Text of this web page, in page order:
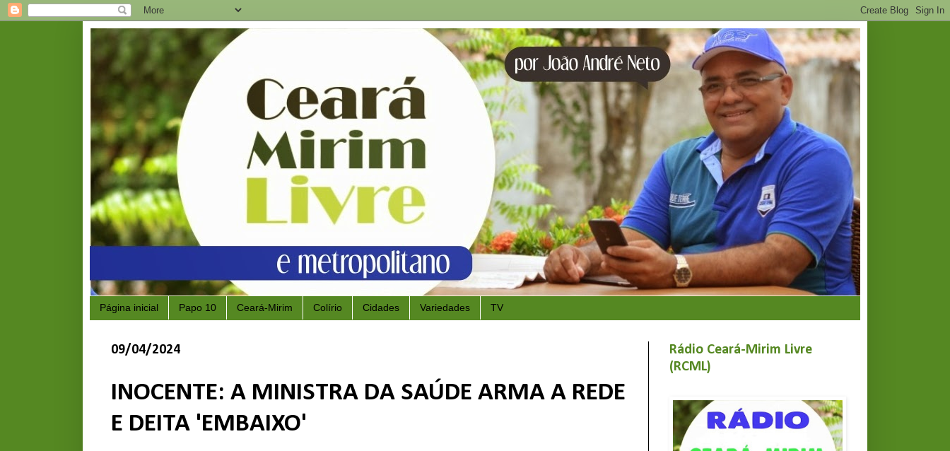
Página inicial Papo 10 Ceará-Mirim Colírio Cidades Variedades TV
09/04/2024
INOCENTE: A MINISTRA DA SAÚDE ARMA A REDE
E DEITA 'EMBAIXO'
Rádio Ceará-Mirim Livre
(RCML)